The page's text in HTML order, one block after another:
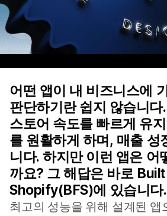
어떤 앱이 내 비즈니스에
판단하기란 쉽지 않습니
스토어 속도를 빠르게 유
를 원활하게 하며, 매출 성
니다. 하지만 이런 앱은 어
까요? 그 해답은 바로
Shopify(BFS)에 있습니다.
최고의 성능을 위해 설계된 앱